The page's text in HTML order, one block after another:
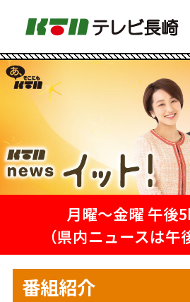
月曜〜金曜 午後
（県内ニュースは午
番組紹介